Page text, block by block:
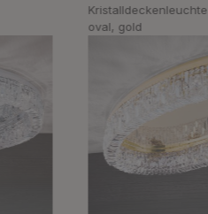
oval, gold